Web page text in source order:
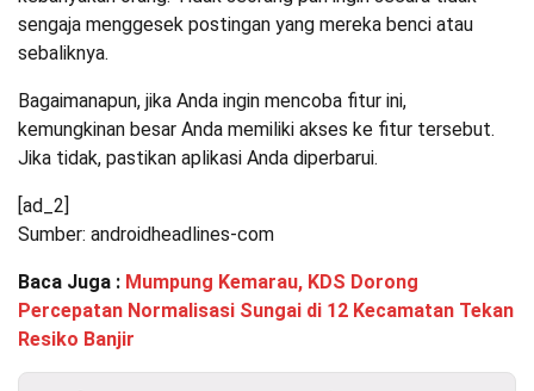
sengaja menggesek postingan yang mereka benci atau
sebaliknya.
Bagaimanapun, jika Anda ingin mencoba fitur ini,
kemungkinan besar Anda memiliki akses ke fitur tersebut.
Jika tidak, pastikan aplikasi Anda diperbarui.
[ad_2]
Sumber: androidheadlines-com
Baca Juga : Mumpung Kemarau, KDS Dorong
Percepatan Normalisasi Sungai di 12 Kecamatan Tekan
Resiko Banjir